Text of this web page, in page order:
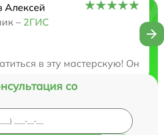
Алексей
– 2ГИС
в эту мастерскую! Они
со